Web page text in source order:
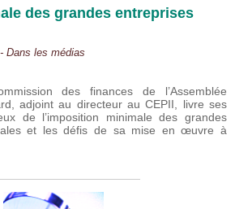
des grandes entreprises
- Dans les médias
des finances de l’Assemblée
adjoint au directeur au CEPII, livre ses
de l’imposition minimale des grandes
et les défis de sa mise en œuvre à